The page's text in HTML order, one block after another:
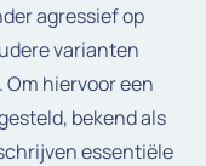
agressief op
varianten
Om hiervoor een
bekend als
essentiële